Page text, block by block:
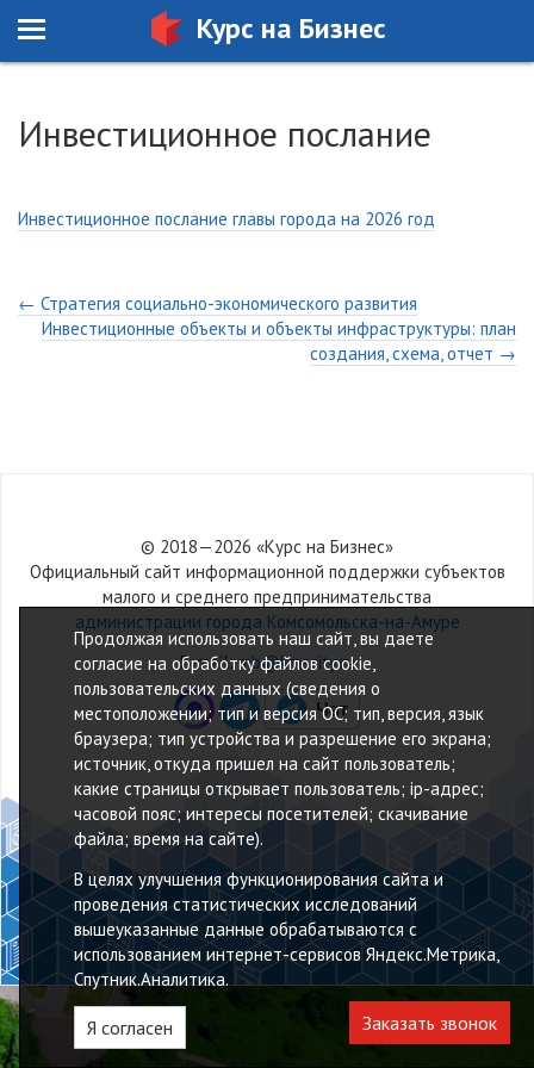
Курс на Бизнес
Инвестиционное послание
Инвестиционное послание главы города на 2026 год
← Стратегия социально-экономического развития
Инвестиционные объекты и объекты инфраструктуры: план
создания, схема, отчет →
© 2018—2026 «Курс на Бизнес»
Официальный сайт информационной поддержки субъектов
малого и среднего предпринимательства
администрации города Комсомольска-на-Амуре
E-mail:mb@kmscity.ru
Продолжая использовать наш сайт, вы даете
согласие на обработку файлов cookie,
пользовательских данных (сведения о
местоположении; тип и версия ОС; тип, версия, язык
браузера; тип устройства и разрешение его экрана;
источник, откуда пришел на сайт пользователь;
какие страницы открывает пользователь; ip-адрес;
часовой пояс; интересы посетителей; скачивание
файла; время на сайте).
В целях улучшения функционирования сайта и
проведения статистических исследований
вышеуказанные данные обрабатываются с
использованием интернет-сервисов Яндекс.Метрика,
Спутник.Аналитика.
Я согласен Заказать звонок